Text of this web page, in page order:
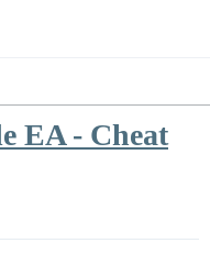
EA - Cheat